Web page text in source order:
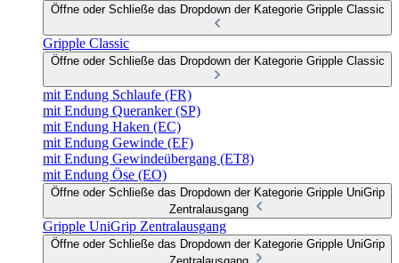
Öffne oder Schließe das Dropdown der Kategorie Gripple Classic
Gripple Classic
Öffne oder Schließe das Dropdown der Kategorie Gripple Classic
mit Endung Schlaufe (FR)
mit Endung Queranker (SP)
mit Endung Haken (EC)
mit Endung Gewinde (EF)
mit Endung Gewindeübergang (ET8)
mit Endung Öse (EO)
Öffne oder Schließe das Dropdown der Kategorie Gripple UniGrip
Zentralausgang
Gripple UniGrip Zentralausgang
Öffne oder Schließe das Dropdown der Kategorie Gripple UniGrip